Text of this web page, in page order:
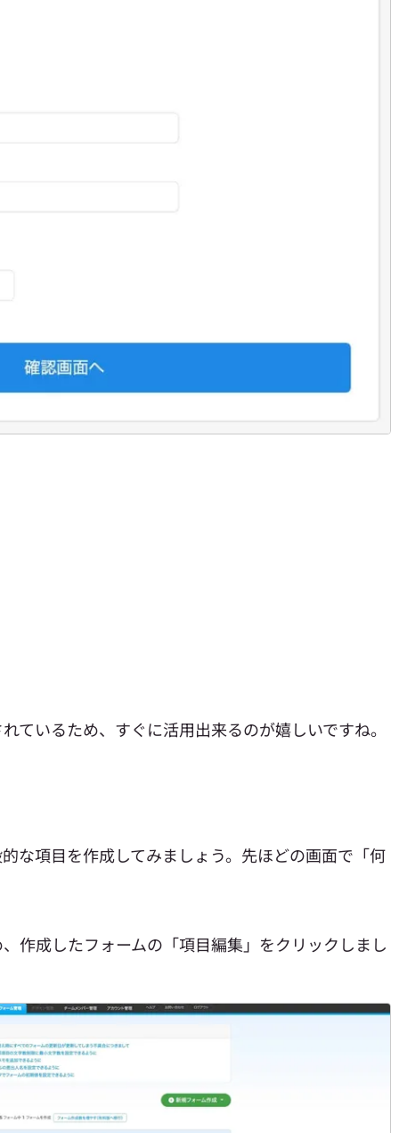
ているため、すぐに活用出来るのが嬉しいですね。
な項目を作成してみましょう。先ほどの画面で「何
作成したフォームの「項目編集」をクリックしまし